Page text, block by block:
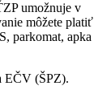
umožnuje v
môžete platiť
parkomat, apka
EČV (ŠPZ).